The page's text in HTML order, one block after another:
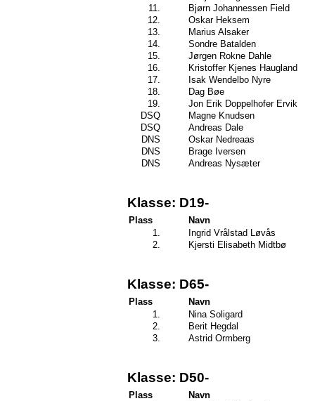
11.
Bjørn Johannessen Field
12.
Oskar Heksem
13.
Marius Alsaker
14.
Sondre Batalden
15.
Jørgen Rokne Dahle
16.
Kristoffer Kjenes Haugland
17.
Isak Wendelbo Nyre
18.
Dag Bøe
19.
Jon Erik Doppelhofer Ervik
DSQ
Magne Knudsen
DSQ
Andreas Dale
DNS
Oskar Nedreaas
DNS
Brage Iversen
DNS
Andreas Nysæter
Klasse: D19-
Plass
Navn
1.
Ingrid Vrålstad Løvås
2.
Kjersti Elisabeth Midtbø
Klasse: D65-
Plass
Navn
1.
Nina Soligard
2.
Berit Hegdal
3.
Astrid Ormberg
Klasse: D50-
Plass
Navn